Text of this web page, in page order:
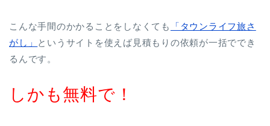
こんな手間のかかることをしなくても
「タウンライフ旅さ
がし」
というサイトを使えば見積もりの依頼が一括ででき
るんです。
しかも無料で！